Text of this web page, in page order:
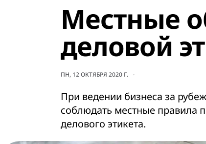
Местные
деловой
ПН, 12 ОКТЯБРЯ 2020 Г.
При ведении бизнеса за
соблюдать местные правила
делового этикета.